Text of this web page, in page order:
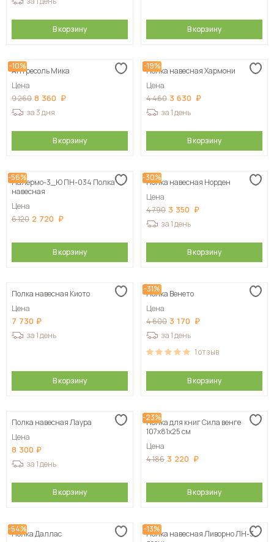
В корзину В корзину
-10%
Антресоль Мика
Цена
9 260 8 360
за 3 дня
В корзину
-19%
Полка навесная Хармони
Цена
4 460 3 630
за 1 день
В корзину
-56%
Палермо-3_Ю ПН-034 Полка
навесная
Цена
6 120 2 720
В корзину
-30%
Полка навесная Норден
Цена
4 790 3 350
за 1 день
В корзину
Полка навесная Киото
Цена
7 730
за 1 день
В корзину
-31%
Полка Венето
Цена
4 600 3 170
за 1 день
1отзыв
В корзину
Полка навесная Лаура
Цена
8 300
за 1 день
В корзину
-23%
Полка для книг Сила венге
107х81х25 см
Цена
4 186 3 220
В корзину
-54%
Полка Даллас -13%
Полка навесная Ливорно ЛН-3,